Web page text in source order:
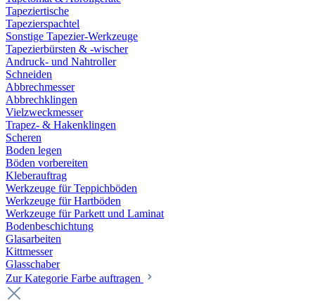
Tapeziertische
Tapezierspachtel
Sonstige Tapezier-Werkzeuge
Tapezierbürsten & -wischer
Andruck- und Nahtroller
Schneiden
Abbrechmesser
Abbrechklingen
Vielzweckmesser
Trapez- & Hakenklingen
Scheren
Boden legen
Böden vorbereiten
Kleberauftrag
Werkzeuge für Teppichböden
Werkzeuge für Hartböden
Werkzeuge für Parkett und Laminat
Bodenbeschichtung
Glasarbeiten
Kittmesser
Glasschaber
Zur Kategorie Farbe auftragen